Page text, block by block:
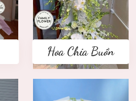
Hoa Chia Buồn